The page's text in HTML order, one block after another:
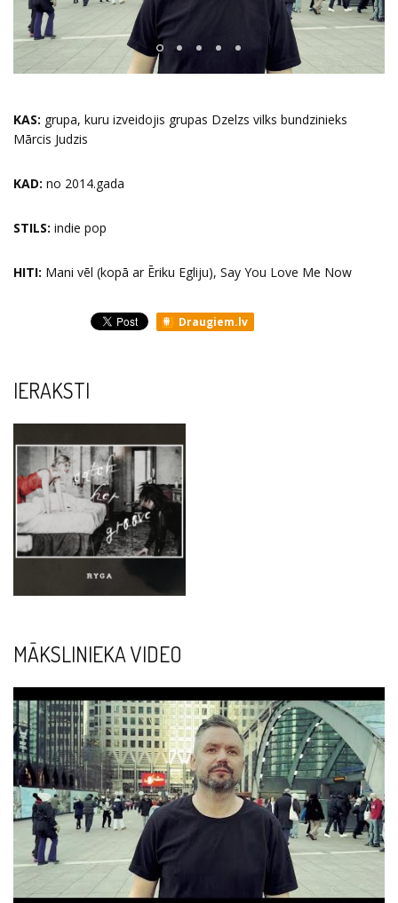
KAS: grupa, kuru izveidojis grupas Dzelzs vilks bundzinieks
Mārcis Judzis
KAD: no 2014.gada
STILS: indie pop
HITI: Mani vēl (kopā ar Ēriku Egliju), Say You Love Me Now
Draugiem.lv
IERAKSTI
MĀKSLINIEKA VIDEO